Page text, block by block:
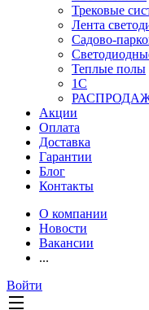
Трековые
Лента
Садово-
Теплые полы
1С
Акции
Оплата
Доставка
Гарантии
Блог
Контакты
О компании
Новости
Вакансии
...
Войти